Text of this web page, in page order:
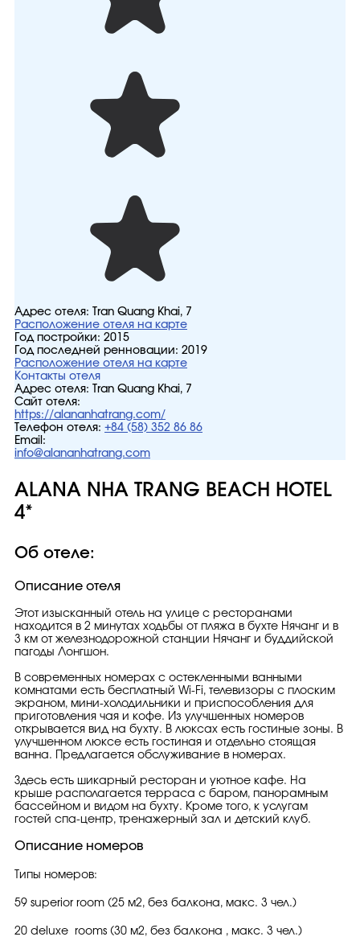
Адрес отеля:
Tran Quang Khai, 7
Расположение отеля на карте
Год постройки: 2015
Год последней ренновации: 2019
Расположение отеля на карте
Контакты отеля
Адрес отеля:
Tran Quang Khai, 7
Сайт отеля:
https://alananhatrang.com/
Телефон отеля: +84 (58) 352 86 86
Email:
info@alananhatrang.com
ALANA NHA TRANG BEACH HOTEL
4*
Об отеле:
Описание отеля
Этот изысканный отель на улице с ресторанами
находится в 2 минутах ходьбы от пляжа в бухте Нячанг и в
3 км от железнодорожной станции Нячанг и буддийской
пагоды Лонгшон.
В современных номерах с остекленными ванными
комнатами есть бесплатный Wi-Fi, телевизоры с плоским
экраном, мини-холодильники и приспособления для
приготовления чая и кофе. Из улучшенных номеров
открывается вид на бухту. В люксах есть гостиные зоны. В
улучшенном люксе есть гостиная и отдельно стоящая
ванна. Предлагается обслуживание в номерах.
Здесь есть шикарный ресторан и уютное кафе. На
крыше располагается терраса с баром, панорамным
бассейном и видом на бухту. Кроме того, к услугам
гостей спа-центр, тренажерный зал и детский клуб.
Описание номеров
Типы номеров:
59 superior room (25 м2, без балкона, макс. 3 чел.)
20 deluxe rooms (30 м2, без балкона , макс. 3 чел.)